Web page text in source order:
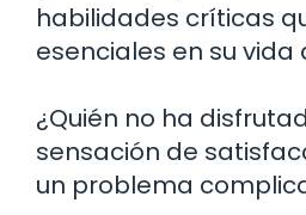
habilidades críticas
esenciales en su vida
¿Quién no ha
sensación de
un problema